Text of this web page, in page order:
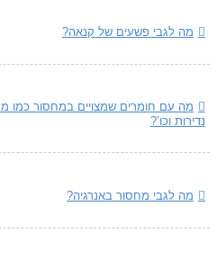
מה לגבי פשעים של קנאה?
מה עם חומרים שמצויים במחסור כמו
נדירות וכו’?
מה לגבי מחסור באנרגיה?